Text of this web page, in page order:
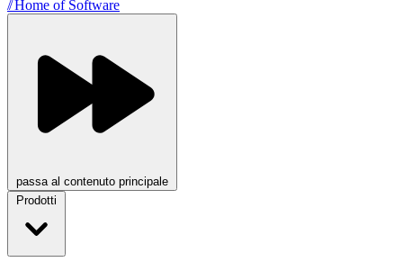
//Home of Software
passa al contenuto principale
Prodotti